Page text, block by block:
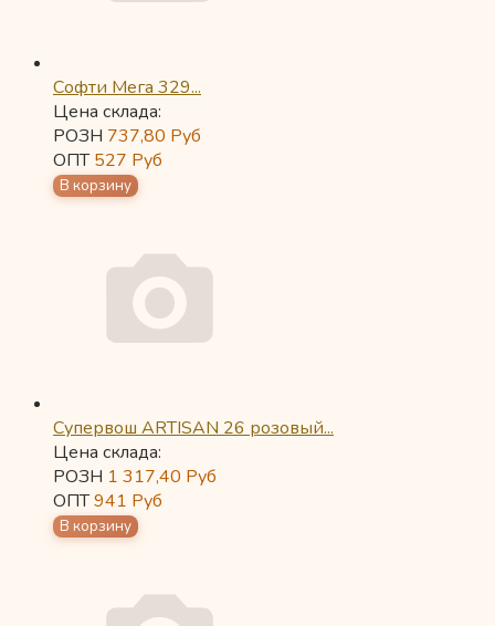
Софти Мега 329...
Цена склада:
РОЗН 737,80 Руб
ОПТ527 Руб
Супервош ARTISAN 26 розовый...
Цена склада:
РОЗН 1 317,40 Руб
ОПТ941 Руб